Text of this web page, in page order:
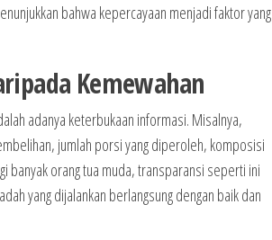
bahwa kepercayaan menjadi faktor yang
Kemewahan
adanya keterbukaan informasi. Misalnya,
jumlah porsi yang diperoleh, komposisi
banyak orang tua muda, transparansi seperti ini
yang dijalankan berlangsung dengan baik dan